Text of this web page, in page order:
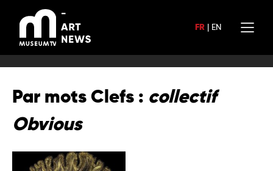
contenu
FR EN
Par mots Clefs : collectif
Obvious